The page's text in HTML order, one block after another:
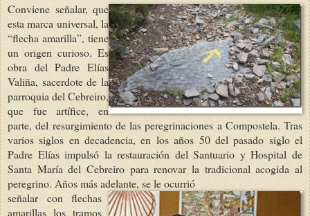
Conviene señalar, que
esta marca universal, la
“flecha amarilla”, tiene
un origen curioso. Es
obra del Padre Elías
Valiña, sacerdote de la
parroquia del Cebreiro,
que fue artífice, en
parte, del resurgimiento de las peregrinaciones a Compostela. Tras
varios siglos en decadencia, en los años 50 del pasado siglo el
Padre Elías impulsó la restauración del Santuario y Hospital de
Santa María del Cebreiro para renovar la tradicional acogida al
peregrino. Años más adelante, se le ocurrió
señalar con flechas
amarillas los tramos